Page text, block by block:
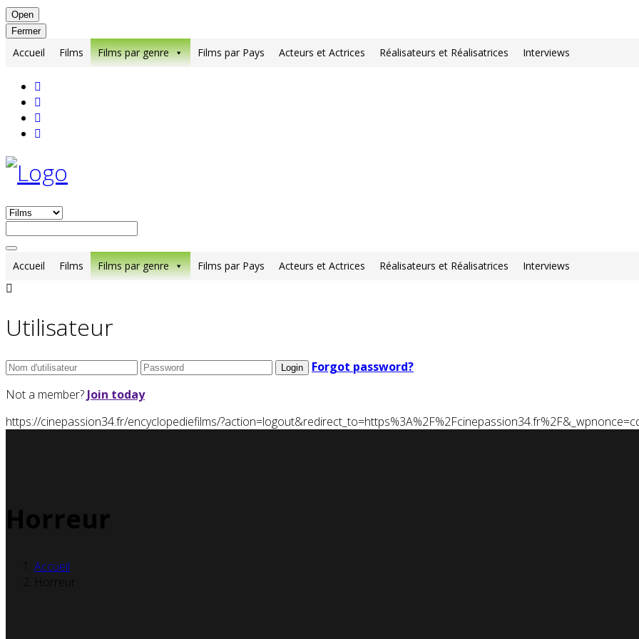
Open
Fermer
Accueil Films Films par genre Films par Pays Acteurs et Actrices Réalisateurs et Réalisatrices Interviews
Accueil Films Films par genre Films par Pays Acteurs et Actrices Réalisateurs et Réalisatrices Interviews
Utilisateur
Forgot password?
Not a member? Join today
https://cinepassion34.fr/encyclopediefilms/
Horreur
Accueil